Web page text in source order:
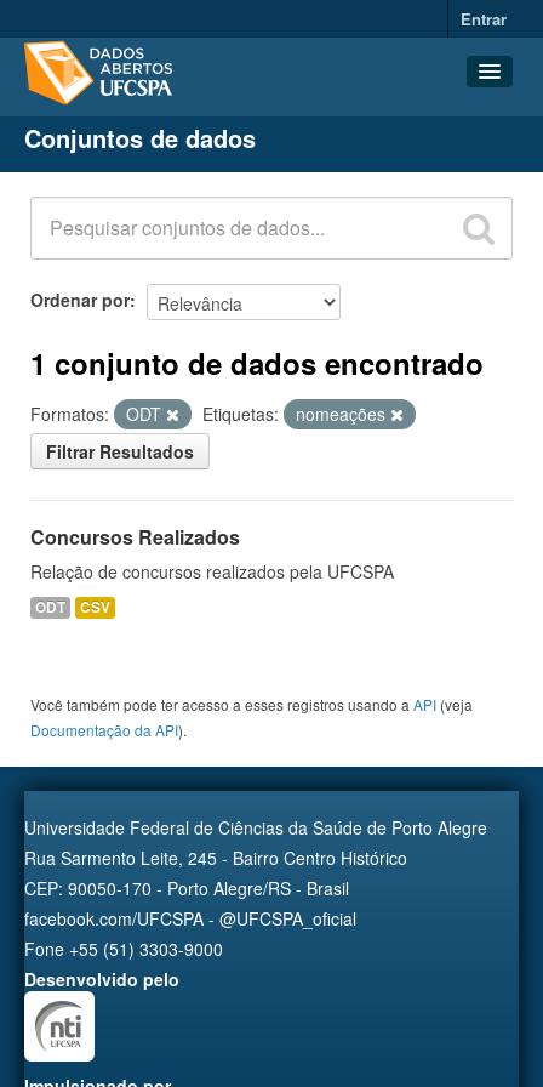
Entrar
Conjuntos de dados
Organizações
Grupos
Sobre
Conjuntos de dados
Ordenar por
1 conjunto de dados encontrado
Formatos: ODT Etiquetas:
nomeações
Filtrar Resultados
Concursos Realizados
Relação de concursos realizados pela UFCSPA
ODT CSV
Você também pode ter acesso a esses registros usando a API (veja
Documentação da API).
Universidade Federal de Ciências da Saúde de Porto Alegre
Rua Sarmento Leite, 245 - Bairro Centro Histórico
CEP: 90050-170 - Porto Alegre/RS - Brasil
facebook.com/UFCSPA - @UFCSPA_oficial
Fone +55 (51) 3303-9000
Desenvolvido pelo